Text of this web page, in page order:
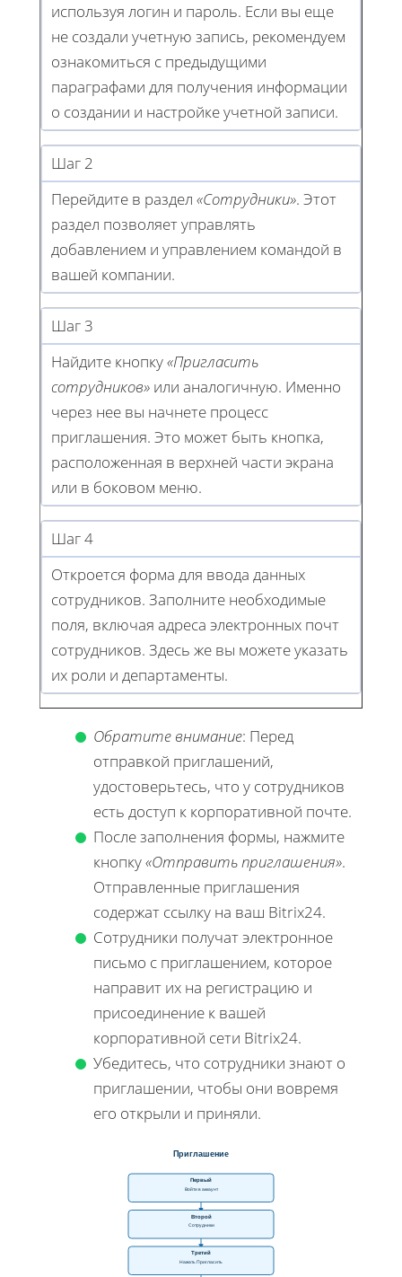
используя логин и пароль. Если вы еще
не создали учетную запись, рекомендуем
ознакомиться с предыдущими
параграфами для получения информации
о создании и настройке учетной записи.
Шаг 2
Перейдите в раздел «Сотрудники». Этот
раздел позволяет управлять
добавлением и управлением командой в
вашей компании.
Шаг 3
Найдите кнопку«Пригласить
сотрудников» или аналогичную. Именно
через нее вы начнете процесс
приглашения. Это может быть кнопка,
расположенная в верхней части экрана
или в боковом меню.
Шаг 4
Откроется форма для ввода данных
сотрудников. Заполните необходимые
поля, включая адреса электронных почт
сотрудников. Здесь же вы можете указать
их роли и департаменты.
Обратите внимание: Перед
отправкой приглашений,
удостоверьтесь, что у сотрудников
есть доступ к корпоративной почте.
После заполнения формы, нажмите
кнопку«Отправить приглашения».
Отправленные приглашения
содержат ссылку на ваш Bitrix24.
Сотрудники получат электронное
письмо с приглашением, которое
направит их на регистрацию и
присоединение к вашей
корпоративной сети Bitrix24.
Убедитесь, что сотрудники знают о
приглашении, чтобы они вовремя
его открыли и приняли.
Приглашение
Первый
Войти в аккаунт
Второй
Сотрудники
Третий
Нажать Пригласить